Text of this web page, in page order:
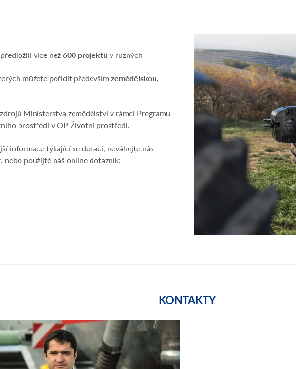
více než600 projektů v různých
můžete pořídit především zemědělskou,
Ministerstva zemědělství v rámci Programu
prostředí v OP Životní prostředí.
informace týkající se dotací, neváhejte nás
nebo použijtě náš online dotazník:
KONTAKTY